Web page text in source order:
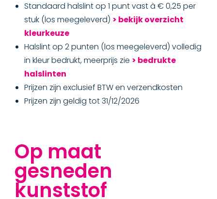
Standaard halslint op 1 punt vast à € 0,25 per
stuk (los meegeleverd) > bekijk overzicht
kleurkeuze
Halslint op 2 punten (los meegeleverd) volledig
in kleur bedrukt, meerprijs zie > bedrukte
halslinten
Prijzen zijn exclusief BTW en verzendkosten
Prijzen zijn geldig tot 31/12/2026
Op maat
gesneden
kunststof